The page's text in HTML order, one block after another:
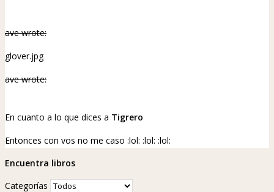
ave wrote:
glover.jpg
ave wrote:
En cuanto a lo que dices a Tigrero
Entonces con vos no me caso :lol: :lol: :lol:
Encuentra libros
Categorías